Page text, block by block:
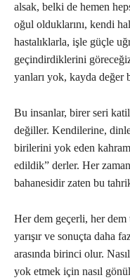
alsak, belki de hemen
oğul olduklarını, kendi
hastalıklarla, işle güçle
geçindirdiklerini
yanları yok, kayda değer
Bu insanlar, birer seri
değiller. Kendilerine,
birilerini yok eden
edildik” derler. Her
bahanesidir zaten bu
Her dem geçerli, her dem
yarışır ve sonuçta daha
arasında birinci olur.
yok etmek için nasıl